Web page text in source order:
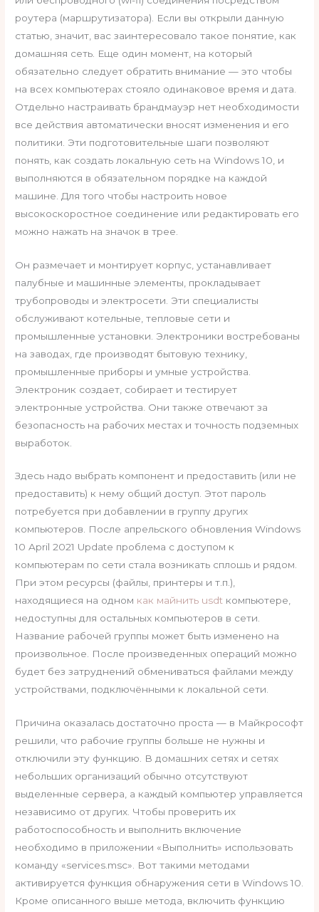
роутера (маршрутизатора). Если вы открыли данную
статью, значит, вас заинтересовало такое понятие, как
домашняя сеть. Еще один момент, на который
обязательно следует обратить внимание — это чтобы
на всех компьютерах стояло одинаковое время и дата.
Отдельно настраивать брандмауэр нет необходимости
все действия автоматически вносят изменения и его
политики. Эти подготовительные шаги позволяют
понять, как создать локальную сеть на Windows 10, и
выполняются в обязательном порядке на каждой
машине. Для того чтобы настроить новое
высокоскоростное соединение или редактировать его
можно нажать на значок в трее.
Он размечает и монтирует корпус, устанавливает
палубные и машинные элементы, прокладывает
трубопроводы и электросети. Эти специалисты
обслуживают котельные, тепловые сети и
промышленные установки. Электроники востребованы
на заводах, где производят бытовую технику,
промышленные приборы и умные устройства.
Электроник создает, собирает и тестирует
электронные устройства. Они также отвечают за
безопасность на рабочих местах и точность подземных
выработок.
Здесь надо выбрать компонент и предоставить (или не
предоставить) к нему общий доступ. Этот пароль
потребуется при добавлении в группу других
компьютеров. После апрельского обновления Windows
10 April 2021 Update проблема с доступом к
компьютерам по сети стала возникать сплошь и рядом.
При этом ресурсы (файлы, принтеры и т.п.),
находящиеся на одном как майнить usdt компьютере,
недоступны для остальных компьютеров в сети.
Название рабочей группы может быть изменено на
произвольное. После произведенных операций можно
будет без затруднений обмениваться файлами между
устройствами, подключёнными к локальной сети.
Причина оказалась достаточно проста — в Майкрософт
решили, что рабочие группы больше не нужны и
отключили эту функцию. В домашних сетях и сетях
небольших организаций обычно отсутствуют
выделенные сервера, а каждый компьютер управляется
независимо от других. Чтобы проверить их
работоспособность и выполнить включение
необходимо в приложении «Выполнить» использовать
команду «services.msc». Вот такими методами
активируется функция обнаружения сети в Windows 10.
Кроме описанного выше метода, включить функцию